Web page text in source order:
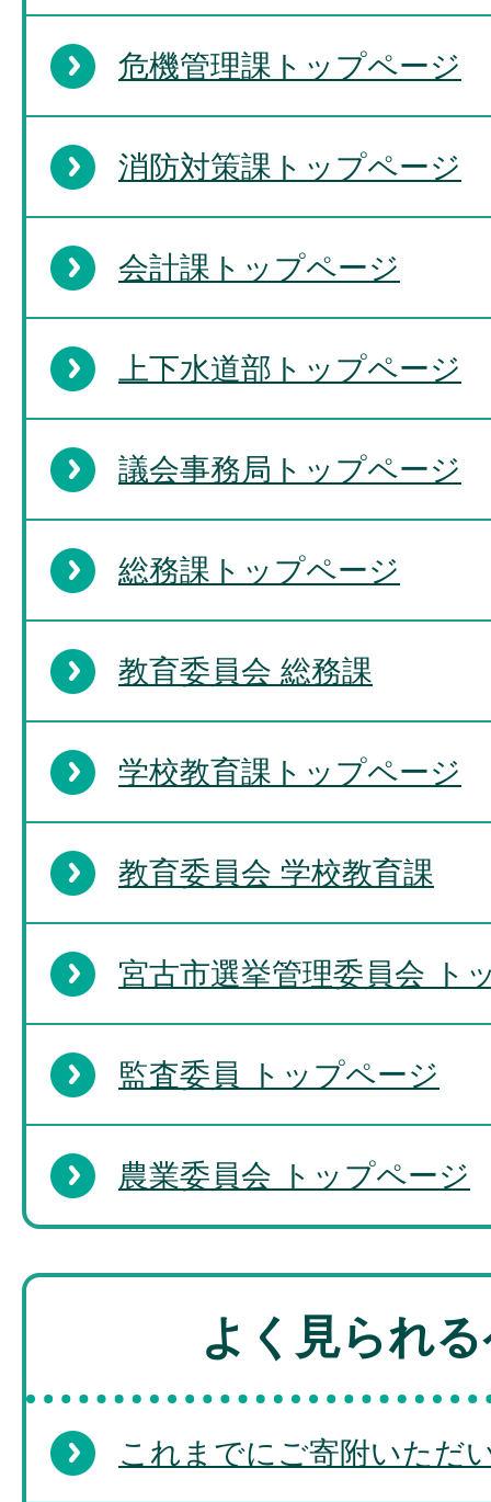
危機管理課トップページ
消防対策課トップページ
会計課トップページ
上下水道部トップページ
議会事務局トップページ
総務課トップページ
教育委員会 総務課
学校教育課トップページ
教育委員会 学校教育課
宮古市選挙管理委員会 ト
監査委員 トップページ
農業委員会 トップページ
よく見られ
これまでにご寄附いただ